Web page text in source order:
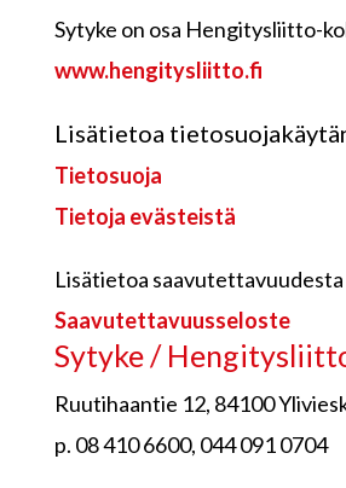
Sytyke on osa Hengitysliitto-
www.hengitysliitto.fi
Lisätietoa
Tietosuoja
Tietoja evästeistä
Lisätietoa saavutettavuudesta
Saavutettavuusseloste
Sytyke /
Ruutihaantie 12, 84100
p. 08 410 6600, 044 091 0704